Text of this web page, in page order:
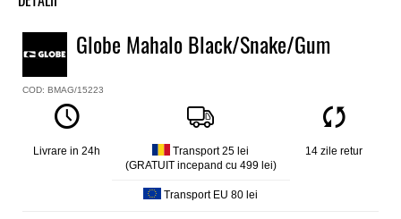
Tenisi baieti Globe
Model
Mahalo
Culoare
Material exterior
Piele intoarsa
Globe Mahalo Black/Snake/Gum
COD: BMAG/15223
Livrare in 24h
Transport 25 lei
(GRATUIT incepand cu 499 lei)
Transport EU 80 lei
14 zile retur